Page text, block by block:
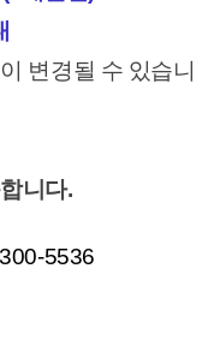
변경될 수 있습니
니다.
5536